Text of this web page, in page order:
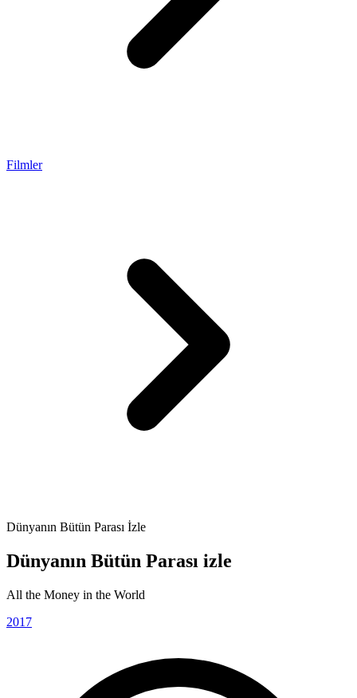
Filmler
Dünyanın Bütün Parası İzle
Dünyanın Bütün Parası izle
All the Money in the World
2017